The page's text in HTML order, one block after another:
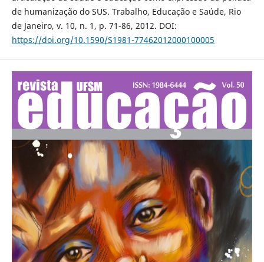
de humanização do SUS. Trabalho, Educação e Saúde, Rio
de Janeiro, v. 10, n. 1, p. 71-86, 2012. DOI:
https://doi.org/10.1590/S1981-77462012000100005